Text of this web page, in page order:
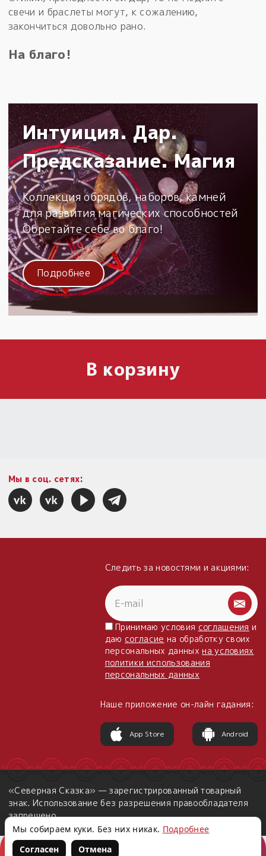
свечи и браслеты могут, к сожалению,
закончиться довольно рано.
На благо!
Интуиция. Дар.
Предсказание. Магия
Коллекция обрядов, наборов, камней
для развития магических способностей
Обретайте себе во благо!
Подробнее
В корзину
Мы в соц. сетях:
Следить за новостями и акциями:
Принимаю условия соглашения и
даю согласие на обработку своих
персональных данныхна условиях
политики использования
персональных данных
Наше приложение он-лайн гадания:
App Store Android
«Северная Сказка» — зарегистрированный товарный
знак. Использование без разрешения правообладателя
запрещено.
Мы собираем куки. Без них никак. Подробнее
Согласен
Отмена